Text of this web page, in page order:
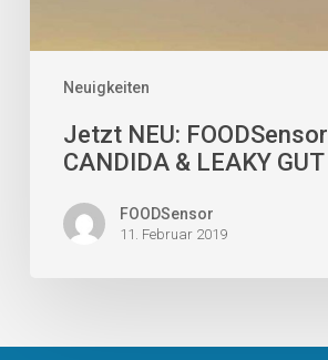
Neuigkeiten
Jetzt NEU: FOODSensor
CANDIDA & LEAKY GUT
FOODSensor
11. Februar 2019